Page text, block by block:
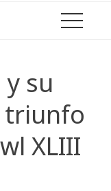
y su
triunfo
XLIII